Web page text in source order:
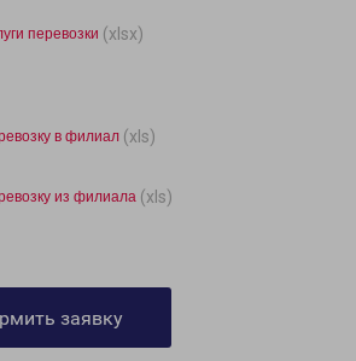
перевозки (xlsx)
в филиал (xls)
из филиала (xls)
заявку